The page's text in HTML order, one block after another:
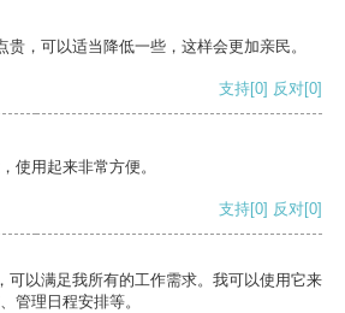
，可以适当降低一些，这样会更加亲民。
支持[0] 反对[0]
使用起来非常方便。
支持[0] 反对[0]
可以满足我所有的工作需求。我可以使用它来
管理日程安排等。